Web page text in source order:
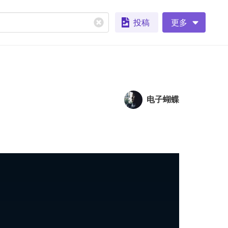
投稿 更多
电子蝴蝶